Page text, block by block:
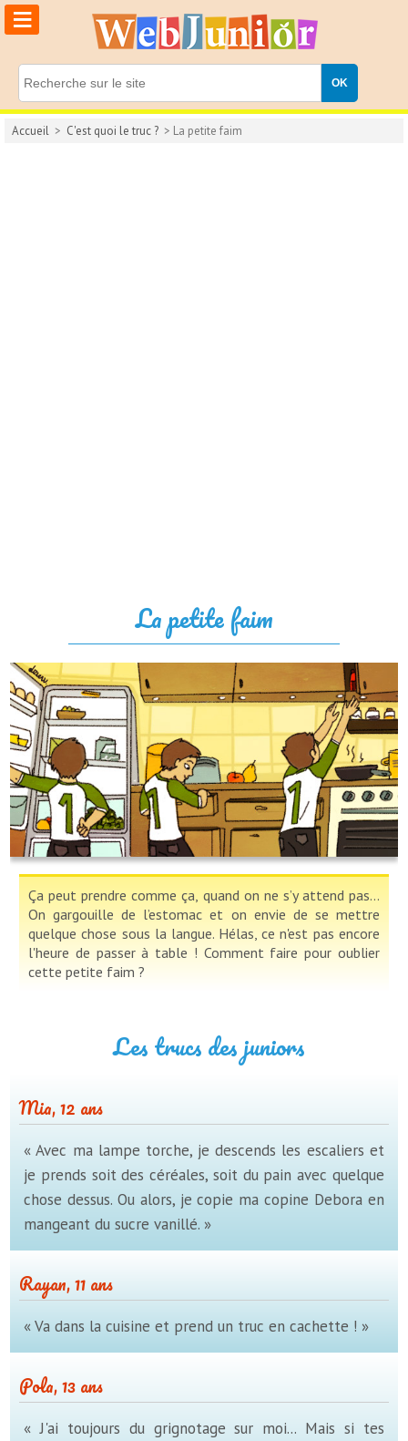
≡
Accueil > C'est quoi le truc ? > La petite faim
La petite faim
Ça peut prendre comme ça, quand on ne s’y attend pas...
On gargouille de l’estomac et on envie de se mettre
quelque chose sous la langue. Hélas, ce n'est pas encore
l'heure de passer à table ! Comment faire pour oublier
cette petite faim ?
Les trucs des juniors
Mia, 12 ans
« Avec ma lampe torche, je descends les escaliers et
je prends soit des céréales, soit du pain avec quelque
chose dessus. Ou alors, je copie ma copine Debora en
mangeant du sucre vanillé. »
Rayan, 11 ans
« Va dans la cuisine et prend un truc en cachette ! »
Pola, 13 ans
« J'ai toujours du grignotage sur moi... Mais si tes